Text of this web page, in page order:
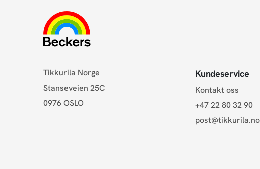
Tikkurila Norge
Stanseveien 25C
0976 OSLO
Kundeservice
Kontakt oss
+47 22 80 32 90
post@tikkurila.no